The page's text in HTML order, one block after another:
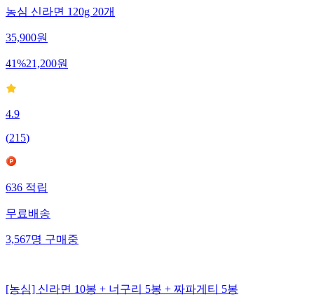
농심 신라면 120g 20개
35,900원
41%21,200원
4.9
(215)
636 적립
무료배송
3,567명 구매중
[농심] 신라면 10봉 + 너구리 5봉 + 짜파게티 5봉